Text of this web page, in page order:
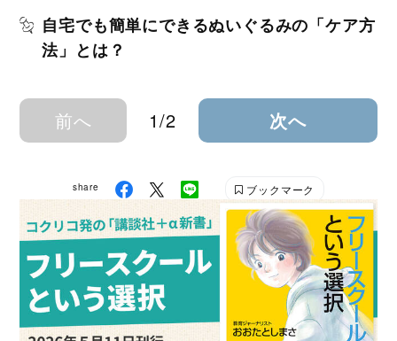
自宅でも簡単にできるぬいぐるみの「ケア方
法」とは？
前へ 1/2 次へ
share ブックマーク